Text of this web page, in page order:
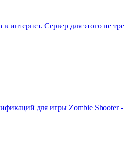
интернет. Сервер для этого не
для игры Zombie